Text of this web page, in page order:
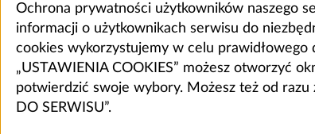
Ochrona prywatności użytkowników naszego
informacji o użytkownikach serwisu do
cookies wykorzystujemy w celu prawidłowego
„USTAWIENIA COOKIES” możesz otworzyć
potwierdzić swoje wybory. Możesz też od razu
DO SERWISU”.